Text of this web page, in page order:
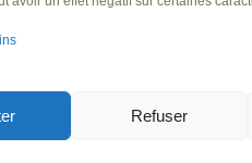
Refuser
le-